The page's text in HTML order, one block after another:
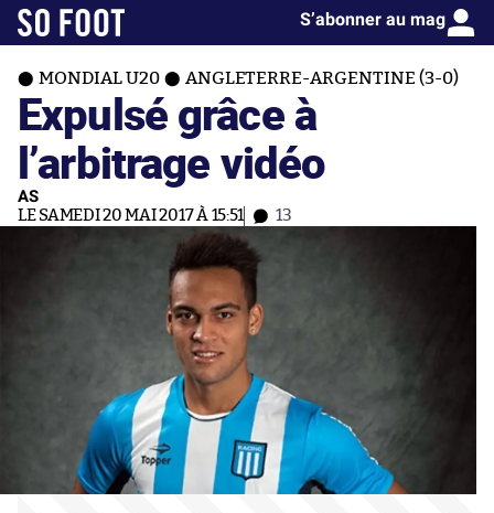
S’abonner au mag
MONDIAL U20 ANGLETERRE-ARGENTINE (3-0)
Expulsé grâce à
l’arbitrage vidéo
AS
LE SAMEDI 20 MAI 2017 À 15:51 13